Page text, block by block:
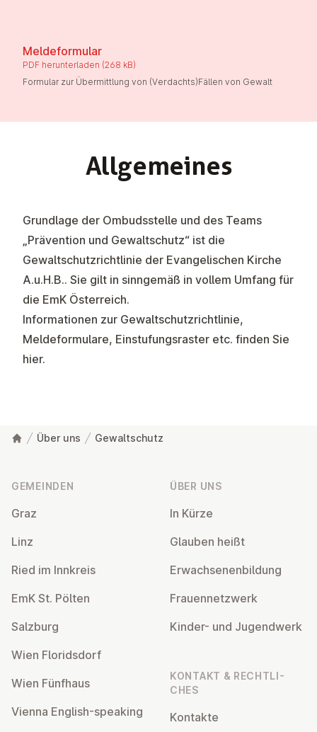
Meldeformular
PDF herunterladen (268 kB)
Formular zur Übermittlung von (Verdachts)Fällen von Gewalt
Allge­meines
Grundlage der Ombudsstelle und des Teams
„Prävention und Gewaltschutz“ ist die
Gewaltschutzrichtlinie der Evangelischen Kirche
A.u.H.B.. Sie gilt in sinngemäß in vollem Umfang für
die EmK Österreich.
Informationen zur Gewaltschutzrichtlinie,
Meldeformulare, Einstufungsraster etc. finden Sie
hier.
Über uns Gewaltschutz
GEMEINDEN
Graz
Linz
Ried im Innkreis
EmK St. Pölten
Salzburg
Wien Flo­rids­dorf
Wien Fünfhaus
Vienna English-speaking
ÜBER UNS
In Kürze
Glauben heißt
Er­wach­se­nen­bil­dung
Frau­en­netz­werk
Kinder- und Ju­gend­werk
KONTAKT & RECHT­LI­
CHES
Kontakte